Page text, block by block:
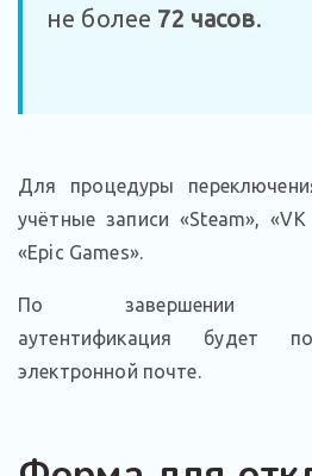
не более 72 часов.
Для процедуры
учётные записи «Steam», «VK
«Epic Games».
По завершении
аутентификация будет
электронной почте.